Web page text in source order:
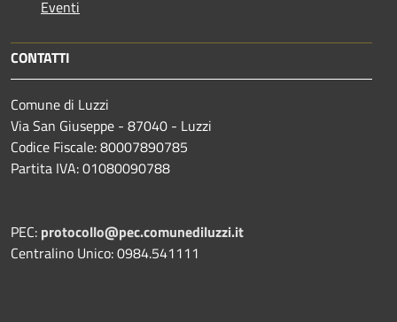
Eventi
CONTATTI
Comune di Luzzi
Via San Giuseppe - 87040 - Luzzi
Codice Fiscale: 80007890785
Partita IVA: 01080090788
PEC: protocollo@pec.comunediluzzi.it
Centralino Unico: 0984.541111